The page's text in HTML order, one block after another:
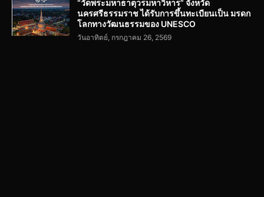
“วัดพระมหาธาตุวรมหาวิหาร” จังหวัด
นครศรีธรรมราช ได้รับการขึ้นทะเบียนเป็น มรดก
โลกทางวัฒนธรรมของ UNESCO
วันอาทิตย์, กรกฎาคม 26, 2569